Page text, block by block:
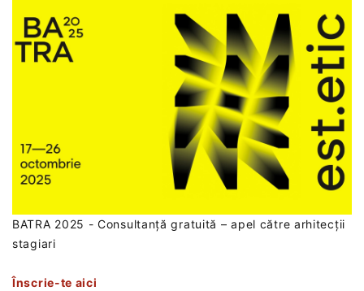
BATRA 2025 - Consultanță gratuită – apel către arhitecții
stagiari
Înscrie-te aici